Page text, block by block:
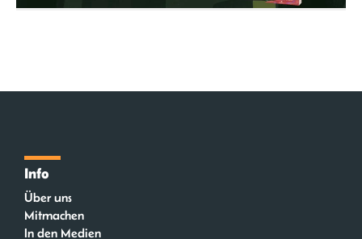
Info
Über uns
Mitmachen
In den Medien